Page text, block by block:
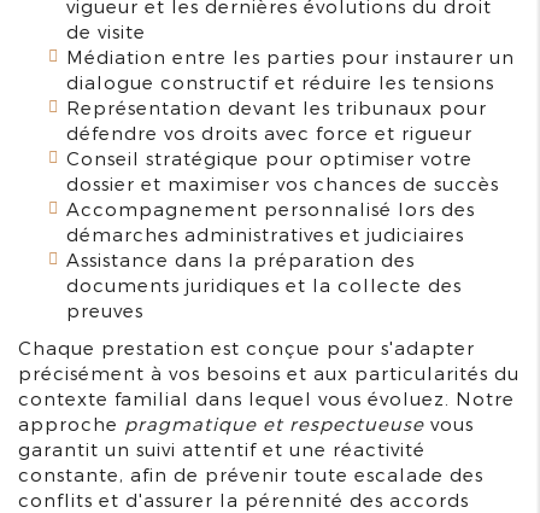
vigueur et les dernières évolutions du droit
de visite
Médiation entre les parties pour instaurer un
dialogue constructif et réduire les tensions
Représentation devant les tribunaux pour
défendre vos droits avec force et rigueur
Conseil stratégique pour optimiser votre
dossier et maximiser vos chances de succès
Accompagnement personnalisé lors des
démarches administratives et judiciaires
Assistance dans la préparation des
documents juridiques et la collecte des
preuves
Chaque prestation est conçue pour s'adapter
précisément à vos besoins et aux particularités du
contexte familial dans lequel vous évoluez. Notre
approche pragmatique et respectueuse vous
garantit un suivi attentif et une réactivité
constante, afin de prévenir toute escalade des
conflits et d'assurer la pérennité des accords